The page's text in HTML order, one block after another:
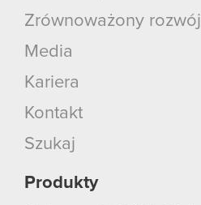
Zrównoważony rozwój
Media
Kariera
Kontakt
Szukaj
Produkty